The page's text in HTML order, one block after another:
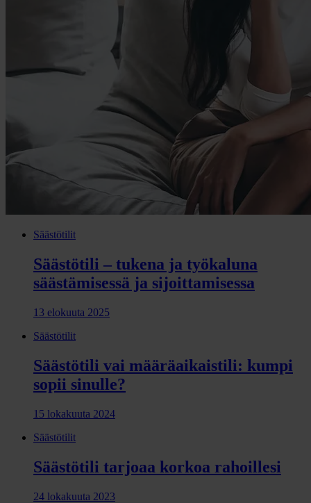
Säästötilit
Säästötili – tukena ja työkaluna
säästämisessä ja sijoittamisessa
13 elokuuta 2025
Säästötilit
Säästötili vai määräaikaistili: kumpi
sopii sinulle?
15 lokakuuta 2024
Säästötilit
Säästötili tarjoaa korkoa rahoillesi
24 lokakuuta 2023